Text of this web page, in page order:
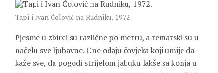
Tapi i Ivan Čolović na Rudniku, 1972.
Pjesme u zbirci su različne po metru, a tematski su u
načelu sve ljubavne. One odaju čovjeka koji umije da
kaže sve, da pogodi strijelom jabuku lakše sa konja u